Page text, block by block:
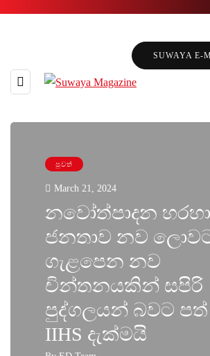
SUWAYA E-
පුවත්
March 21, 2024
නවෝත්පාදන හරහා
ජනතාව නව
ගැළපෙන නව
චින්තනයකින් සපිරි
පුද්ගලයන් බවට
IIHS දැක්මයි